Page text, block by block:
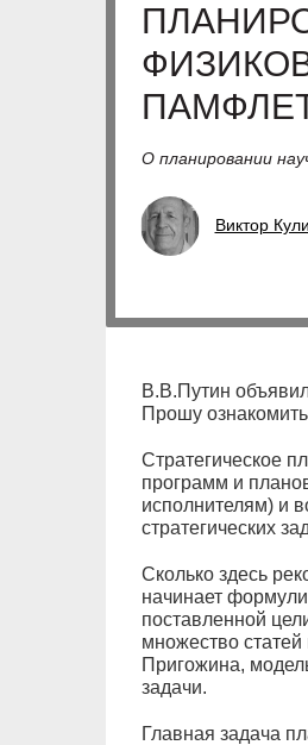
О планировании
Виктор
В.В.Путин
Прошу
Стратегическое
программ и
исполнителям) и
стратегических
Сколько здесь
начинает
поставленной
множество
Пригожина,
задачи.
Главная задача